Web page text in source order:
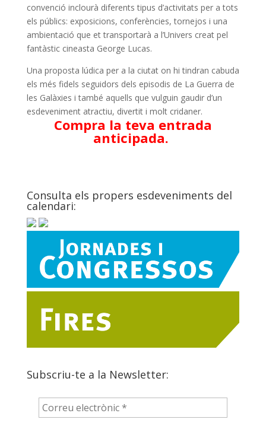
convenció inclourà diferents tipus d’activitats per a tots
els públics: exposicions, conferències, tornejos i una
ambientació que et transportarà a l’Univers creat pel
fantàstic cineasta George Lucas.
Una proposta lúdica per a la ciutat on hi tindran cabuda
els més fidels seguidors dels episodis de La Guerra de
les Galàxies i també aquells que vulguin gaudir d’un
esdeveniment atractiu, divertit i molt cridaner.
Compra la teva entrada
anticipada.
Consulta els propers esdeveniments del
calendari:
Subscriu-te a la Newsletter: